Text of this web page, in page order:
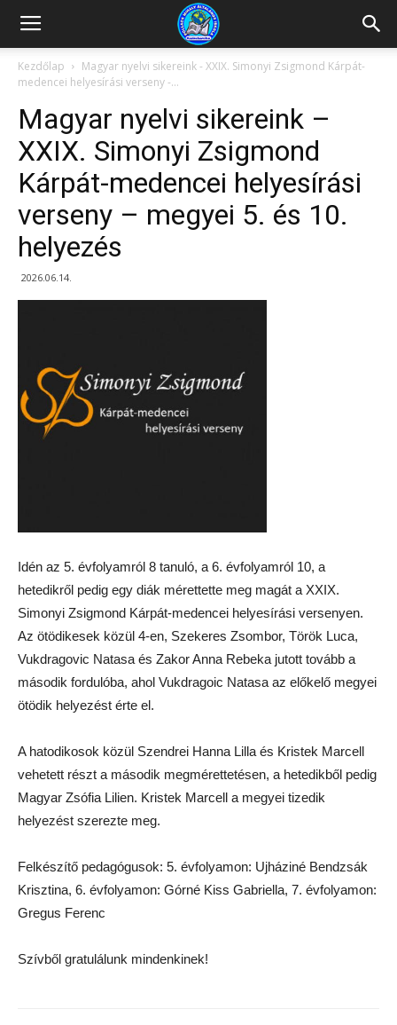
Kazincbarcikai
Pollack
Mihály
Általános
Kezdőlap
Magyar nyelvi sikereink - XXIX. Simonyi Zsigmond Kárpát-
medencei helyesírási verseny -...
Magyar nyelvi sikereink –
XXIX. Simonyi Zsigmond
Kárpát-medencei helyesírási
verseny – megyei 5. és 10.
helyezés
2026.06.14.
Idén az 5. évfolyamról 8 tanuló, a 6. évfolyamról 10, a
hetedikről pedig egy diák mérettette meg magát a XXIX.
Simonyi Zsigmond Kárpát-medencei helyesírási versenyen.
Az ötödikesek közül 4-en, Szekeres Zsombor, Török Luca,
Vukdragovic Natasa és Zakor Anna Rebeka jutott tovább a
második fordulóba, ahol Vukdragoic Natasa az előkelő megyei
ötödik helyezést érte el.
A hatodikosok közül Szendrei Hanna Lilla és Kristek Marcell
vehetett részt a második megmérettetésen, a hetedikből pedig
Magyar Zsófia Lilien. Kristek Marcell a megyei tizedik
helyezést szerezte meg.
Felkészítő pedagógusok: 5. évfolyamon: Ujháziné Bendzsák
Krisztina, 6. évfolyamon: Górné Kiss Gabriella, 7. évfolyamon:
Gregus Ferenc
Szívből gratulálunk mindenkinek!